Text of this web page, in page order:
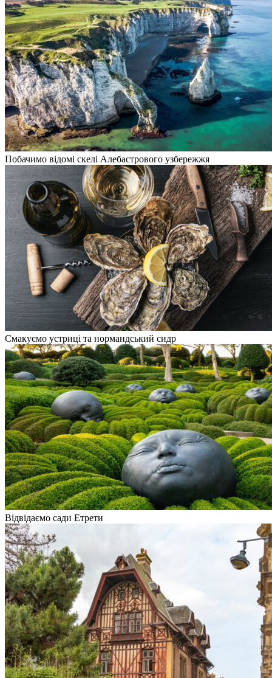
Побачимо відомі скелі Алебастрового узбережжя
Смакуємо устриці та нормандський сидр
Відвідаємо сади Етрети